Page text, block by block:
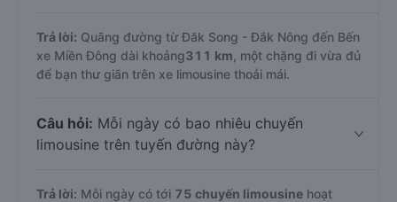
Trả lời: Quãng đường từ Đăk Song - Đắk Nông đến Bến
xe Miền Đông dài khoảng311 km , một chặng đi vừa đủ
để bạn thư giãn trên xe limousine thoải mái.
Câu hỏi: Mỗi ngày có bao nhiêu chuyến
limousine trên tuyến đường này?
Trả lời: Mỗi ngày có tới 75 chuyến limousine hoạt